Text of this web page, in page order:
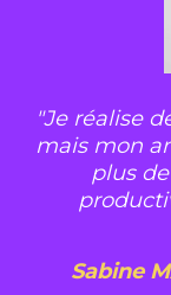
"Je réalise
mais mon
plus
Sabine